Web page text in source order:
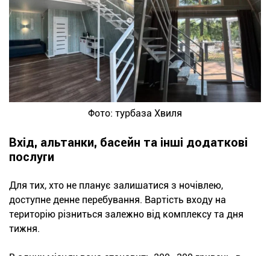
Фото: турбаза Хвиля
Вхід, альтанки, басейн та інші додаткові
послуги
Для тих, хто не планує залишатися з ночівлею,
доступне денне перебування. Вартість входу на
територію різниться залежно від комплексу та дня
тижня.